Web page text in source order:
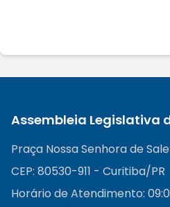
Assembleia Legislativa
Praça Nossa Senhora de
CEP: 80530-911 - Curitiba/PR
Horário de Atendimento: